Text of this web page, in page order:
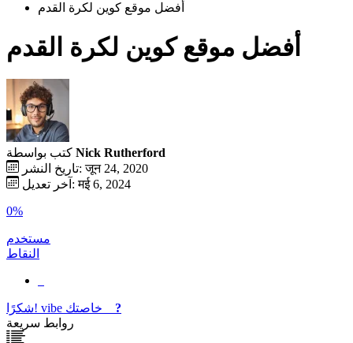
أفضل موقع كوين لكرة القدم
أفضل موقع كوين لكرة القدم
كتب بواسطة Nick Rutherford
تاريخ النشر: जून 24, 2020
آخر تعديل: मई 6, 2024
0%
مستخدم
النقاط
شكرًا! vibe
?
روابط سريعة